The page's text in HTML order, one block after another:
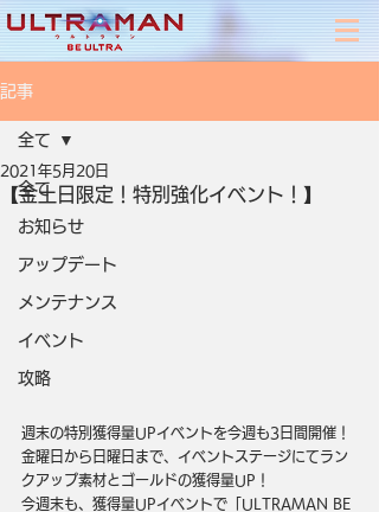
記事
全て
お知らせ
アップデート
メンテナンス
イベント
攻略
全て
【金土日限定！特別強化イベント！】
2021年5月20日
週末の特別獲得量UPイベントを今週も3日間開催！
金曜日から日曜日まで、イベントステージにてラン
クアップ素材とゴールドの獲得量UP！
今週末も、獲得量UPイベントで「ULTRAMAN BE